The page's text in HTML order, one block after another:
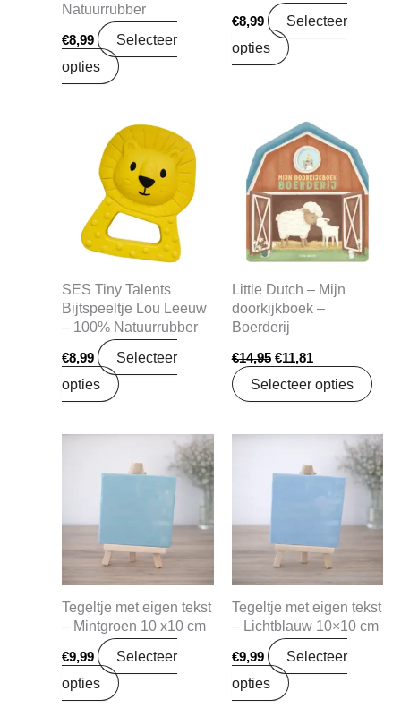
Natuurrubber
€8,99
Selecteer
opties
€8,99
Selecteer
opties
SES Tiny Talents
Bijtspeeltje Lou Leeuw
– 100% Natuurrubber
€8,99
Selecteer
opties
Little Dutch – Mijn
doorkijkboek –
Boerderij
€14,95
Oorspronkelijke
prijs
was:
€14,95.
€11,81
Huidige
prijs
is:
€11,81.
Selecteer opties
Tegeltje met eigen tekst
– Mintgroen 10 x10 cm
€9,99
Selecteer
opties
Tegeltje met eigen tekst
– Lichtblauw 10×10 cm
€9,99
Selecteer
opties